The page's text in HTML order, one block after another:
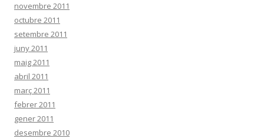
novembre 2011
octubre 2011
setembre 2011
juny 2011
maig 2011
abril 2011
març 2011
febrer 2011
gener 2011
desembre 2010